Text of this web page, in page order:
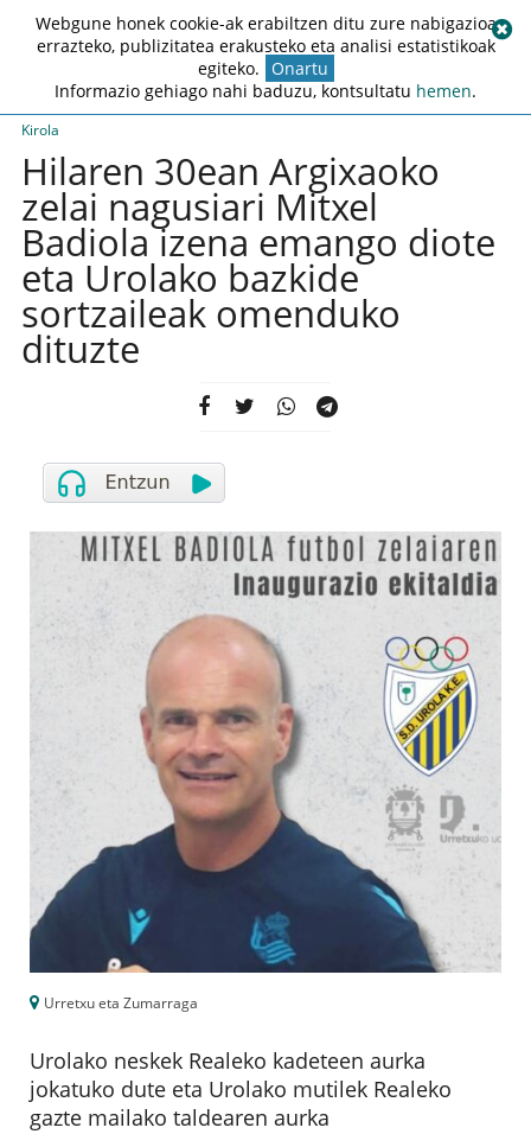
Kirola
Hilaren 30ean Argixaoko
zelai nagusiari Mitxel
Badiola izena emango diote
eta Urolako bazkide
sortzaileak omenduko
dituzte
Urretxu eta Zumarraga
Urolako neskek Realeko kadeteen aurka
jokatuko dute eta Urolako mutilek Realeko
gazte mailako taldearen aurka
Webgune honek cookie-ak erabiltzen ditu zure nabigazioa
errazteko, publizitatea erakusteko eta analisi estatistikoak
egiteko. Onartu
Informazio gehiago nahi baduzu, kontsultatu hemen.